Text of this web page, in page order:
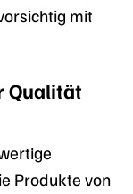
mit
Qualität
Produkte von